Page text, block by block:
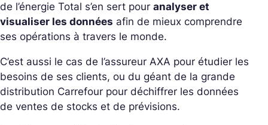
de l’énergie Total s’en sert pour analyser et
visualiser les données afin de mieux comprendre
ses opérations à travers le monde.
C’est aussi le cas de l’assureur AXA pour étudier les
besoins de ses clients, ou du géant de la grande
distribution Carrefour pour déchiffrer les données
de ventes de stocks et de prévisions.